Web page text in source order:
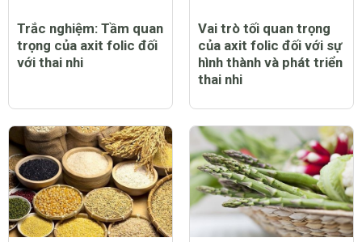
Trắc nghiệm: Tầm quan
trọng của axit folic đối
với thai nhi
Vai trò tối quan trọng
của axit folic đối với sự
hình thành và phát triển
thai nhi